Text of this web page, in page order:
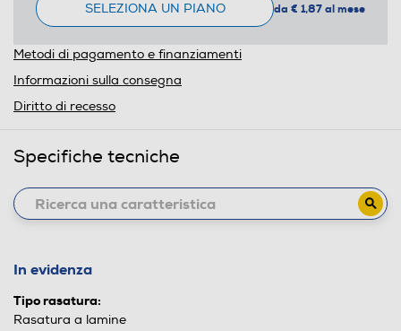
SELEZIONA UN PIANO da € 1,87 al mese
Metodi di pagamento e finanziamenti
Informazioni sulla consegna
Diritto di recesso
Specifiche tecniche
In evidenza
Tipo rasatura:
Rasatura a lamine